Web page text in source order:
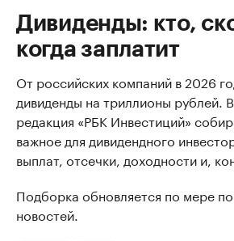
Дивиденды: кто,
когда заплатит
От российских компаний в 2026
дивиденды на триллионы рублей.
редакция «РБК Инвестиций»
важное для дивидендного
выплат, отсечки, доходности и,
Подборка обновляется по мере
новостей.